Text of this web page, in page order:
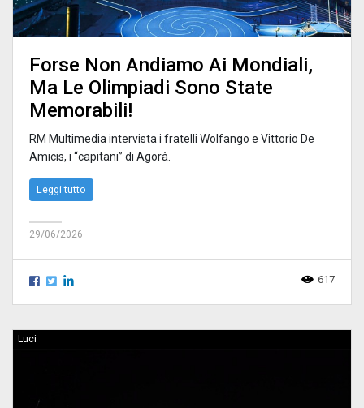
Forse Non Andiamo Ai Mondiali,
Ma Le Olimpiadi Sono State
Memorabili!
RM Multimedia intervista i fratelli Wolfango e Vittorio De
Amicis, i “capitani” di Agorà.
Leggi tutto
29/06/2026
617
Luci